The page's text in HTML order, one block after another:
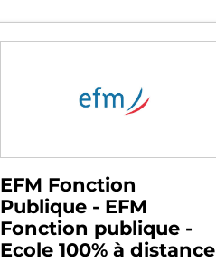
EFM Fonction
Publique - EFM
Fonction publique -
Ecole 100% à distance